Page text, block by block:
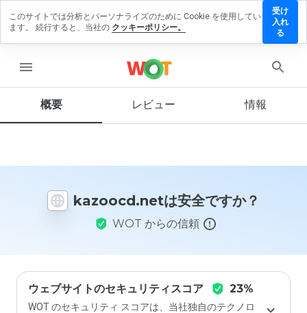
menu
概要 レビュー 情報
kazoocd.netは安全ですか？
WOT からの信頼
ウェブサイトのセキュリティスコア 23%
WOT のセキュリティ スコアは、当社独自のテクノロ
ビュー
す
この
イト
価し
ます
か？
このサイトでは分析とパーソナライズのために Cookie を使用してい
ます。 続行すると、当社の クッキーポリシー。
受け
入れ
る